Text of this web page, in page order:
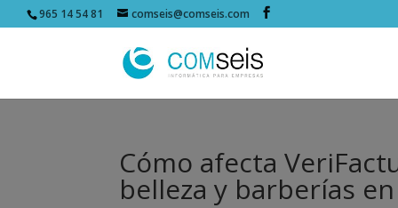
965 14 54 81 comseis@comseis.com
Cómo afecta
belleza y barberías en